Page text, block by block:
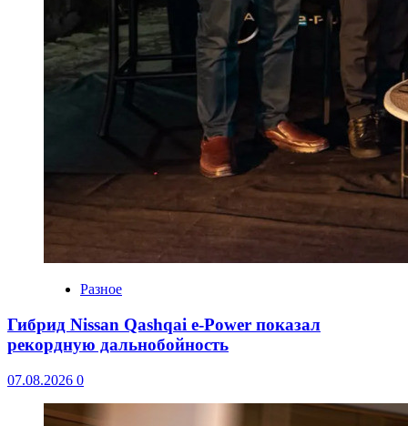
Разное
Гибрид Nissan Qashqai e-Power показал
рекордную дальнобойность
07.08.2026 0